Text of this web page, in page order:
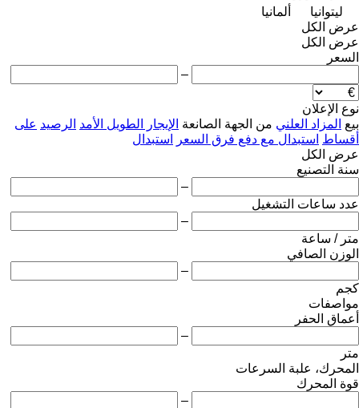
ليتوانيا
ألمانيا
عرض الكل
عرض الكل
السعر
–
نوع الإعلان
بيع المزاد العلني من الجهة الصانعة الإيجار الطويل الأمد الرصيد على
أقساط استبدال مع دفع فرق السعر
استبدال
عرض الكل
سنة التصنيع
–
عدد ساعات التشغيل
–
متر / ساعة
الوزن الصافي
–
كجم
مواصفات
أعماق الحفر
–
متر
المحرك، علبة السرعات
قوة المحرك
–